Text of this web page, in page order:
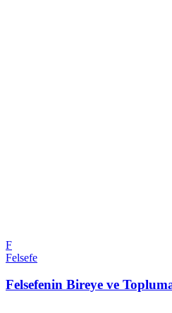
F
Felsefe
Felsefenin Bireye ve